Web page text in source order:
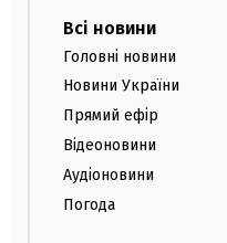
Всі новини
Головні новини
Новини України
Прямий ефір
Відеоновини
Аудіоновини
Погода